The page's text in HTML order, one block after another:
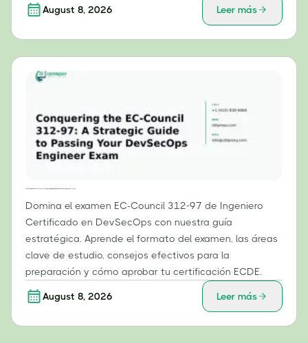
August 8, 2026 Leer más
Domina el examen EC-Council 312-97 de Ingeniero
Certificado en DevSecOps con nuestra guía
estratégica. Aprende el formato del examen, las áreas
clave de estudio, consejos efectivos para la
preparación y cómo aprobar tu certificación ECDE.
August 8, 2026 Leer más